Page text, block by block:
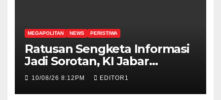
MEGAPOLITAN NEWS PERISTIWA
Ratusan Sengketa Informasi
Jadi Sorotan, KI Jabar
Benchmarking ke KI DKI
10/08/26 8:12PM EDITOR1